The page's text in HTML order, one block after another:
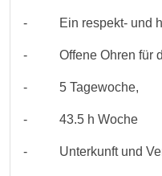
- Ein respekt- und
- Offene Ohren für
- 5 Tagewoche,
- 43.5 h Woche
- Unterkunft und